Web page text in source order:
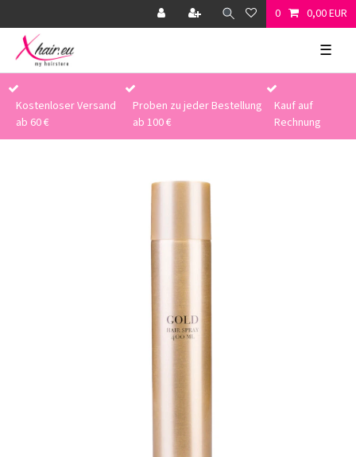
0 0,00 EUR
☰
Kostenloser Versand
ab 60 €
Proben zu jeder Bestellung
ab 100 €
Kauf auf
Rechnung